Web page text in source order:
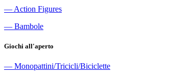
― Action Figures
― Bambole
Giochi all'aperto
― Monopattini/Tricicli/Biciclette